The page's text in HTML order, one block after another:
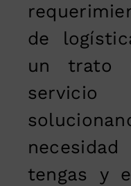
de
un trato
tengas y